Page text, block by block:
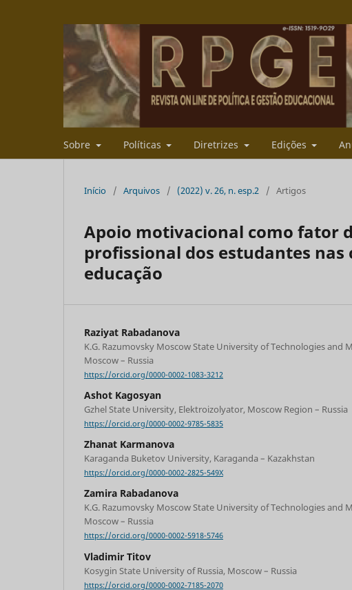
Sobre Políticas Diretrizes Edições
Início / Arquivos / (2022) v. 26, n. esp.2 / Artigos
Apoio motivacional como fator
profissional dos estudantes nas
educação
Raziyat Rabadanova
K.G. Razumovsky Moscow State University of Technologies and
Moscow – Russia
https://orcid.org/0000-0002-1083-3212
Ashot Kagosyan
Gzhel State University, Elektroizolyator, Moscow Region – Russia
https://orcid.org/0000-0002-9785-5835
Zhanat Karmanova
Karaganda Buketov University, Karaganda – Kazakhstan
https://orcid.org/0000-0002-2825-549X
Zamira Rabadanova
K.G. Razumovsky Moscow State University of Technologies and
Moscow – Russia
https://orcid.org/0000-0002-5918-5746
Vladimir Titov
Kosygin State University of Russia, Moscow – Russia
https://orcid.org/0000-0002-7185-2070